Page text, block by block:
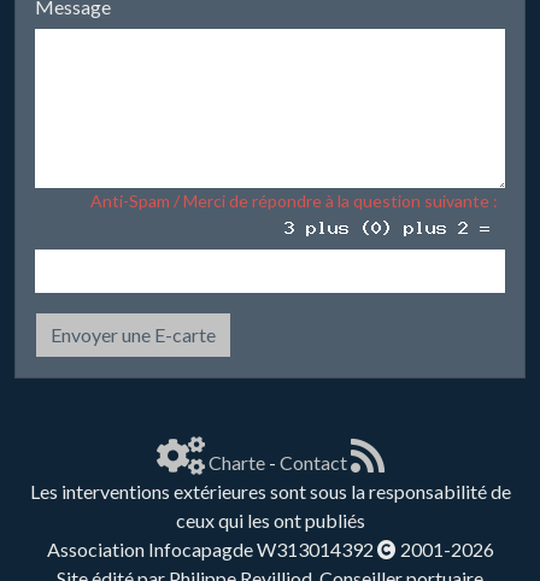
Message
Anti-Spam / Merci de répondre à la question suivante :
Envoyer une E-carte
Charte- Contact
Les interventions extérieures sont sous la responsabilité de
ceux qui les ont publiés
Association Infocapagde W313014392
2001-2026